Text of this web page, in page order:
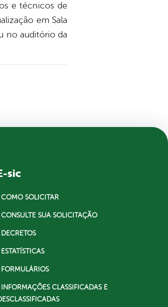
e técnicos de
em Sala
no auditório da
sic
COMO SOLICITAR
CONSULTE SUA SOLICITAÇÃO
DECRETOS
ESTATÍSTICAS
FORMULÁRIOS
INFORMAÇÕES CLASSIFICADAS E